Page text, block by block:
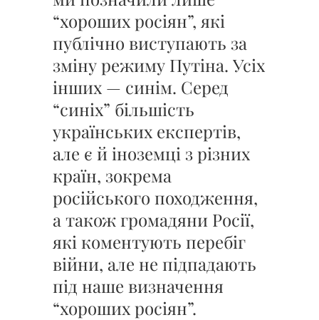
“хороших росіян”, які
публічно виступають за
зміну режиму Путіна. Усіх
інших — синім. Серед
“синіх” більшість
українських експертів,
але є й іноземці з різних
країн, зокрема
російського походження,
а також громадяни Росії,
які коментують перебіг
війни, але не підпадають
під наше визначення
“хороших росіян”.